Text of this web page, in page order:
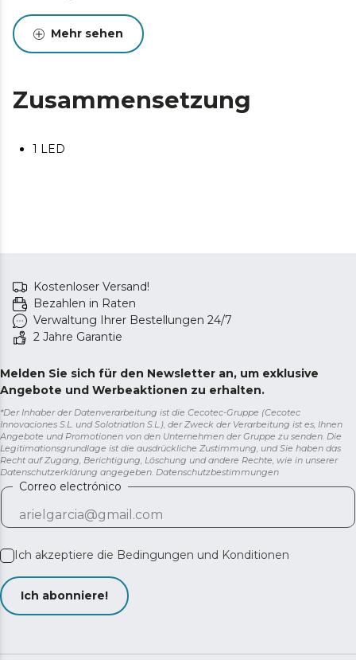
Mehr sehen
Zusammensetzung
1 LED
Kostenloser Versand!
Bezahlen in Raten
Verwaltung Ihrer Bestellungen 24/7
2 Jahre Garantie
Melden Sie sich für den Newsletter an, um exklusive
Angebote und Werbeaktionen zu erhalten.
*Der Inhaber der Datenverarbeitung ist die Cecotec-Gruppe (Cecotec
Innovaciones S.L. und Solotriatlon S.L.), der Zweck der Verarbeitung ist es, Ihnen
Angebote und Promotionen von den Unternehmen der Gruppe zu senden. Die
Legitimationsgrundlage ist die ausdrückliche Zustimmung, und Sie haben das
Recht auf Zugang, Berichtigung, Löschung und andere Rechte, wie in unserer
Datenschutzerklärung angegeben. Datenschutzbestimmungen
Correo electrónico
Ich akzeptiere die Bedingungen und Konditionen
Ich abonniere!